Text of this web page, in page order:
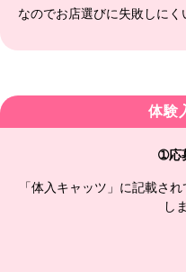
なのでお店選びに失敗しにく
体験
➀応
「体入キャッツ」に記載さ
し